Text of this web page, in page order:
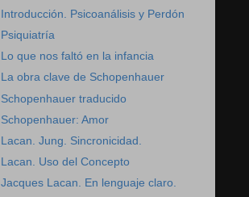
Introducción. Psicoanálisis y Perdón
Psiquiatría
Lo que nos faltó en la infancia
La obra clave de Schopenhauer
Schopenhauer traducido
Schopenhauer: Amor
Lacan. Jung. Sincronicidad.
Lacan. Uso del Concepto
Jacques Lacan. En lenguaje claro.